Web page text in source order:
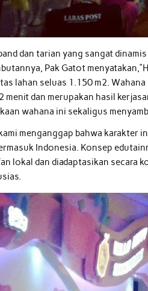
dan tarian yang sangat
Pak Gatot
lahan seluas 1.150 m2.
dan merupakan hasil
wahana ini sekaligus
menganggap bahwa karakter
Indonesia. Konsep
lokal dan diadaptasikan secara